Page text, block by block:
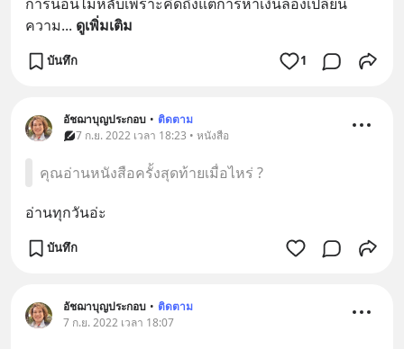
ความ... ดูเพิ่มเติม
บันทึก 1
อัชฌาบุญประกอบ • ติดตาม
7 ก.ย. 2022 เวลา 18:23 • หนังสือ
คุณอ่านหนังสือครั้งสุดท้ายเมื่อไหร่ ?
อ่านทุกวันอ่ะ
บันทึก
อัชฌาบุญประกอบ • ติดตาม
7 ก.ย. 2022 เวลา 18:07